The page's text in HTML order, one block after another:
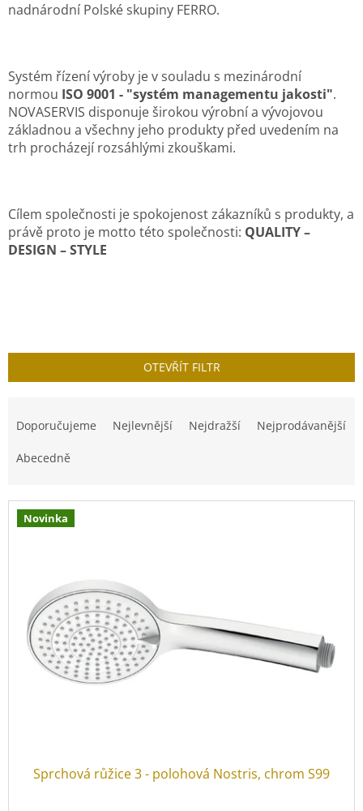
nadnárodní Polské skupiny FERRO.
Systém řízení výroby je v souladu s mezinárodní
normou ISO 9001 - "systém managementu jakosti".
NOVASERVIS disponuje širokou výrobní a vývojovou
základnou a všechny jeho produkty před uvedením na
trh procházejí rozsáhlými zkouškami.
Cílem společnosti je spokojenost zákazníků s produkty, a
právě proto je motto této společnosti: QUALITY –
DESIGN – STYLE
OTEVŘÍT FILTR
Doporučujeme Nejlevnější Nejdražší Nejprodávanější
Abecedně
V Novinka
Sprchová růžice 3 - polohová Nostris, chrom S99